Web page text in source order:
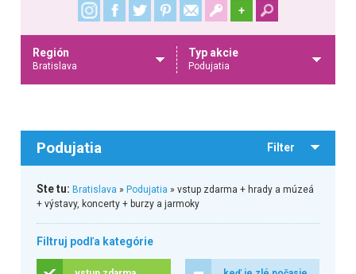
+
Región
Bratislava
Typ akcie
Podujatia
Podujatia Filter
Ste tu: Bratislava » Podujatia » vstup zdarma + hrady a múzeá
+ výstavy, koncerty + burzy a jarmoky
Filtruj podľa kategórie